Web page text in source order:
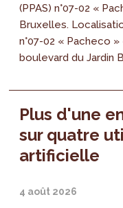
(PPAS) n°07-02 «
Bruxelles.
n°07-02 « Pacheco
boulevard du Jardin
Plus d'une
sur quatre
artificielle
4 août 2026